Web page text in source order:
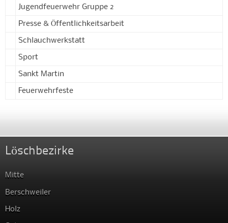
Jugendfeuerwehr Gruppe 2
Presse & Öffentlichkeitsarbeit
Schlauchwerkstatt
Sport
Sankt Martin
Feuerwehrfeste
Löschbezirke
Mitte
Berschweiler
Holz